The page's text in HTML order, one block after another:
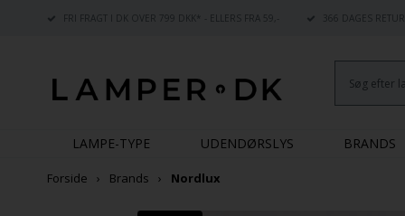
FRI FRAGT I DK OVER 799 DKK* - ELLERS FRA 59,- 366 DAGES RETUR
LAMPE-TYPE UDENDØRSLYS BRANDS
Forside Brands Nordlux